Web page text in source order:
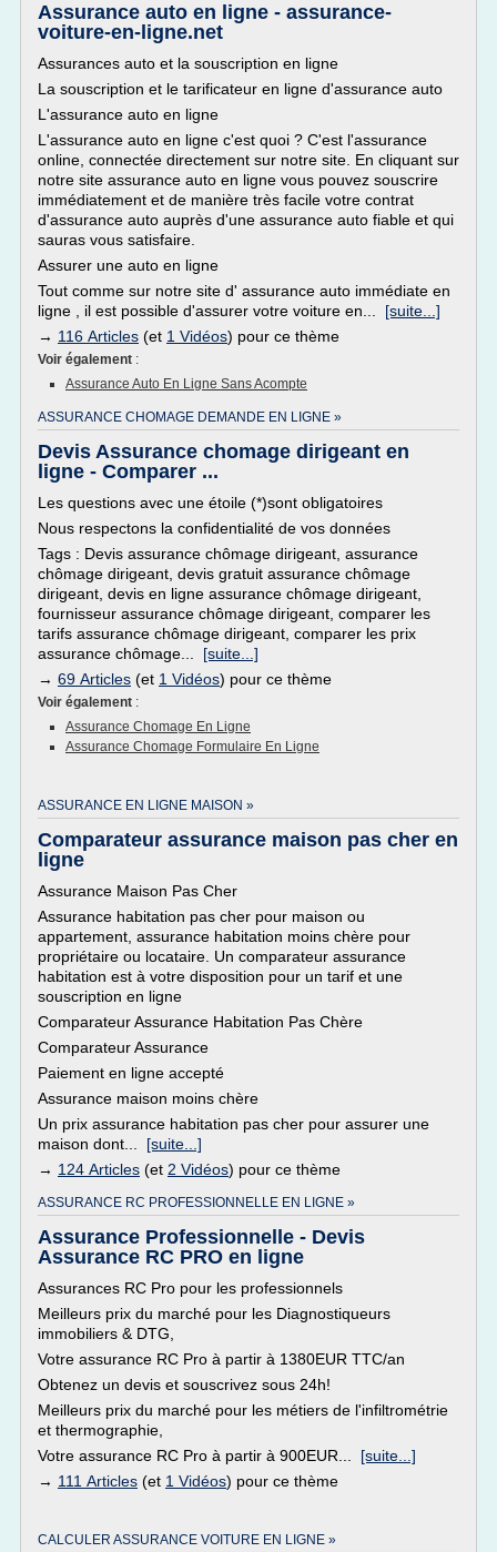
Assurance auto en ligne - assurance-
voiture-en-ligne.net
Assurances auto et la souscription en ligne
La souscription et le tarificateur en ligne d'assurance auto
L'assurance auto en ligne
L'assurance auto en ligne c'est quoi ? C'est l'assurance
online, connectée directement sur notre site. En cliquant sur
notre site assurance auto en ligne vous pouvez souscrire
immédiatement et de manière très facile votre contrat
d'assurance auto auprès d'une assurance auto fiable et qui
sauras vous satisfaire.
Assurer une auto en ligne
Tout comme sur notre site d' assurance auto immédiate en
ligne , il est possible d'assurer votre voiture en... [suite...]
→ 116 Articles (et 1 Vidéos) pour ce thème
Voir également :
Assurance Auto En Ligne Sans Acompte
ASSURANCE CHOMAGE DEMANDE EN LIGNE »
Devis Assurance chomage dirigeant en
ligne - Comparer ...
Les questions avec une étoile (*)sont obligatoires
Nous respectons la confidentialité de vos données
Tags : Devis assurance chômage dirigeant, assurance
chômage dirigeant, devis gratuit assurance chômage
dirigeant, devis en ligne assurance chômage dirigeant,
fournisseur assurance chômage dirigeant, comparer les
tarifs assurance chômage dirigeant, comparer les prix
assurance chômage... [suite...]
→ 69 Articles (et 1 Vidéos) pour ce thème
Voir également :
Assurance Chomage En Ligne
Assurance Chomage Formulaire En Ligne
ASSURANCE EN LIGNE MAISON »
Comparateur assurance maison pas cher en
ligne
Assurance Maison Pas Cher
Assurance habitation pas cher pour maison ou
appartement, assurance habitation moins chère pour
propriétaire ou locataire. Un comparateur assurance
habitation est à votre disposition pour un tarif et une
souscription en ligne
Comparateur Assurance Habitation Pas Chère
Comparateur Assurance
Paiement en ligne accepté
Assurance maison moins chère
Un prix assurance habitation pas cher pour assurer une
maison dont... [suite...]
→ 124 Articles (et 2 Vidéos) pour ce thème
ASSURANCE RC PROFESSIONNELLE EN LIGNE »
Assurance Professionnelle - Devis
Assurance RC PRO en ligne
Assurances RC Pro pour les professionnels
Meilleurs prix du marché pour les Diagnostiqueurs
immobiliers & DTG,
Votre assurance RC Pro à partir à 1380EUR TTC/an
Obtenez un devis et souscrivez sous 24h!
Meilleurs prix du marché pour les métiers de l'infiltrométrie
et thermographie,
Votre assurance RC Pro à partir à 900EUR... [suite...]
→ 111 Articles (et 1 Vidéos) pour ce thème
CALCULER ASSURANCE VOITURE EN LIGNE »